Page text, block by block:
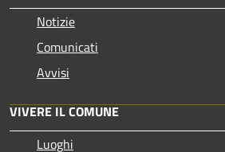
Notizie
Comunicati
Avvisi
VIVERE IL COMUNE
Luoghi